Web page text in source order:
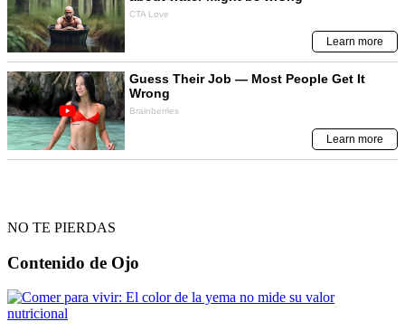
NO TE PIERDAS
Contenido de Ojo